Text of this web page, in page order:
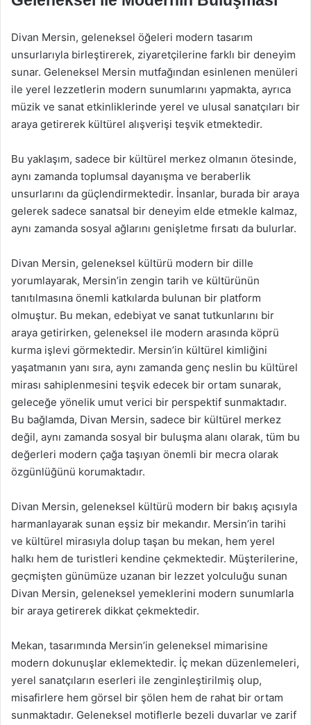
Divan Mersin, geleneksel öğeleri modern tasarım
unsurlarıyla birleştirerek, ziyaretçilerine farklı bir deneyim
sunar. Geleneksel Mersin mutfağından esinlenen menüleri
ile yerel lezzetlerin modern sunumlarını yapmakta, ayrıca
müzik ve sanat etkinliklerinde yerel ve ulusal sanatçıları bir
araya getirerek kültürel alışverişi teşvik etmektedir.
Bu yaklaşım, sadece bir kültürel merkez olmanın ötesinde,
aynı zamanda toplumsal dayanışma ve beraberlik
unsurlarını da güçlendirmektedir. İnsanlar, burada bir araya
gelerek sadece sanatsal bir deneyim elde etmekle kalmaz,
aynı zamanda sosyal ağlarını genişletme fırsatı da bulurlar.
Divan Mersin, geleneksel kültürü modern bir dille
yorumlayarak, Mersin’in zengin tarih ve kültürünün
tanıtılmasına önemli katkılarda bulunan bir platform
olmuştur. Bu mekan, edebiyat ve sanat tutkunlarını bir
araya getirirken, geleneksel ile modern arasında köprü
kurma işlevi görmektedir. Mersin’in kültürel kimliğini
yaşatmanın yanı sıra, aynı zamanda genç neslin bu kültürel
mirası sahiplenmesini teşvik edecek bir ortam sunarak,
geleceğe yönelik umut verici bir perspektif sunmaktadır.
Bu bağlamda, Divan Mersin, sadece bir kültürel merkez
değil, aynı zamanda sosyal bir buluşma alanı olarak, tüm bu
değerleri modern çağa taşıyan önemli bir mecra olarak
özgünlüğünü korumaktadır.
Divan Mersin, geleneksel kültürü modern bir bakış açısıyla
harmanlayarak sunan eşsiz bir mekandır. Mersin’in tarihi
ve kültürel mirasıyla dolup taşan bu mekan, hem yerel
halkı hem de turistleri kendine çekmektedir. Müşterilerine,
geçmişten günümüze uzanan bir lezzet yolculuğu sunan
Divan Mersin, geleneksel yemeklerini modern sunumlarla
bir araya getirerek dikkat çekmektedir.
Mekan, tasarımında Mersin’in geleneksel mimarisine
modern dokunuşlar eklemektedir. İç mekan düzenlemeleri,
yerel sanatçıların eserleri ile zenginleştirilmiş olup,
misafirlere hem görsel bir şölen hem de rahat bir ortam
sunmaktadır. Geleneksel motiflerle bezeli duvarlar ve zarif